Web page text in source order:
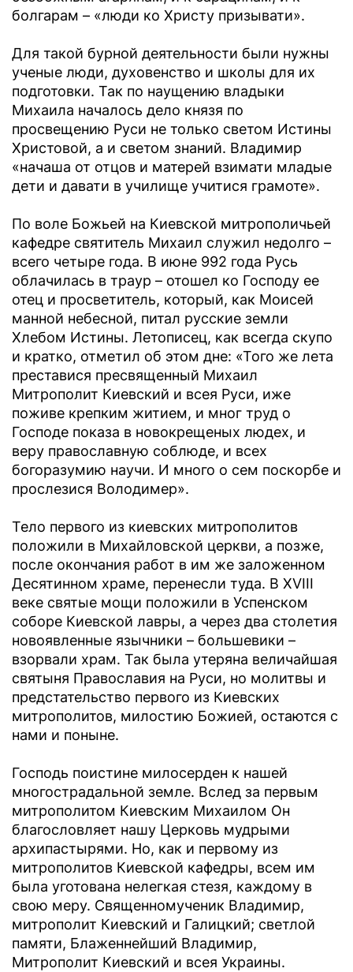
болгарам – «люди ко Христу призывати».
Для такой бурной деятельности были нужны
ученые люди, духовенство и школы для их
подготовки. Так по наущению владыки
Михаила началось дело князя по
просвещению Руси не только светом Истины
Христовой, а и светом знаний. Владимир
«начаша от отцов и матерей взимати младые
дети и давати в училище учитися грамоте».
По воле Божьей на Киевской митрополичьей
кафедре святитель Михаил служил недолго –
всего четыре года. В июне 992 года Русь
облачилась в траур – отошел ко Господу ее
отец и просветитель, который, как Моисей
манной небесной, питал русские земли
Хлебом Истины. Летописец, как всегда скупо
и кратко, отметил об этом дне: «Того же лета
преставися пресвященный Михаил
Митрополит Киевский и всея Руси, иже
поживе крепким житием, и мног труд о
Господе показа в новокрещеных людех, и
веру православную соблюде, и всех
богоразумию научи. И много о сем поскорбе и
прослезися Володимер».
Тело первого из киевских митрополитов
положили в Михайловской церкви, а позже,
после окончания работ в им же заложенном
Десятинном храме, перенесли туда. В XVIII
веке святые мощи положили в Успенском
соборе Киевской лавры, а через два столетия
новоявленные язычники – большевики –
взорвали храм. Так была утеряна величайшая
святыня Православия на Руси, но молитвы и
предстательство первого из Киевских
митрополитов, милостию Божией, остаются с
нами и поныне.
Господь поистине милосерден к нашей
многострадальной земле. Вслед за первым
митрополитом Киевским Михаилом Он
благословляет нашу Церковь мудрыми
архипастырями. Но, как и первому из
митрополитов Киевской кафедры, всем им
была уготована нелегкая стезя, каждому в
свою меру. Священномученик Владимир,
митрополит Киевский и Галицкий; светлой
памяти, Блаженнейший Владимир,
Митрополит Киевский и всея Украины.